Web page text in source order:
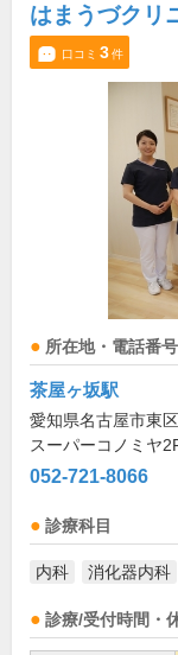
はまうづクリ
口コミ 3件
所在地・電話番号
茶屋ヶ坂駅
愛知県名古屋市東
スーパーコノミヤ
052-721-8066
診療科目
内科 消化器内科
診療/受付時間・